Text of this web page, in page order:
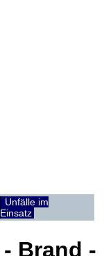
Unfälle im
Einsatz
- Brand -